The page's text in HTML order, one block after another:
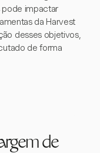
impactar
da Harvest
desses objetivos,
de forma
de